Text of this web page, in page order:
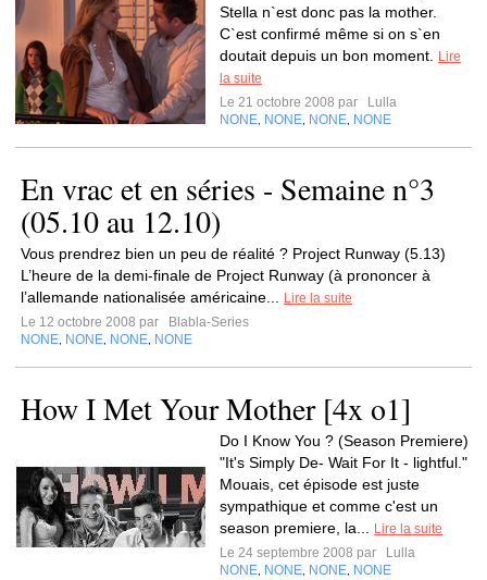
Stella n`est donc pas la mother.
C`est confirmé même si on s`en
doutait depuis un bon moment.
Lire
la suite
Le 21 octobre 2008 par
Lulla
NONE NONE NONE NONE
En vrac et en séries - Semaine n°3
(05.10 au 12.10)
Vous prendrez bien un peu de réalité ? Project Runway (5.13)
L’heure de la demi-finale de Project Runway (à prononcer à
l’allemande nationalisée américaine...
Lire la suite
Le 12 octobre 2008 par
Blabla-Series
NONE NONE NONE NONE
How I Met Your Mother [4x o1]
Do I Know You ? (Season Premiere)
"It's Simply De- Wait For It - lightful."
Mouais, cet épisode est juste
sympathique et comme c'est un
season premiere, la...
Lire la suite
Le 24 septembre 2008 par
Lulla
NONE NONE NONE NONE